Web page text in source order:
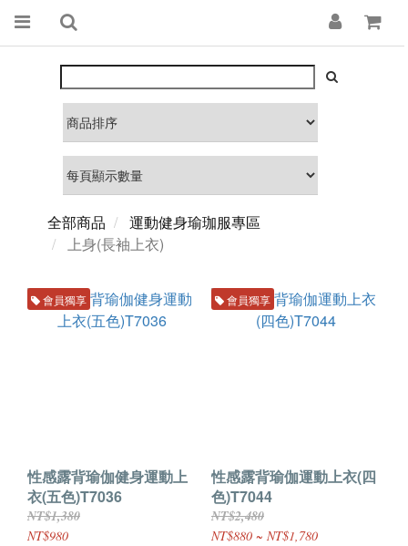
全部商品
運動健身瑜珈服專區
上身(長袖上衣)
會員獨享
性感露背瑜伽健身運動上
衣(五色)T7036
NT$1,380
NT$980
會員獨享
性感露背瑜伽運動上衣(四
色)T7044
NT$2,480
NT$880 ~ NT$1,780